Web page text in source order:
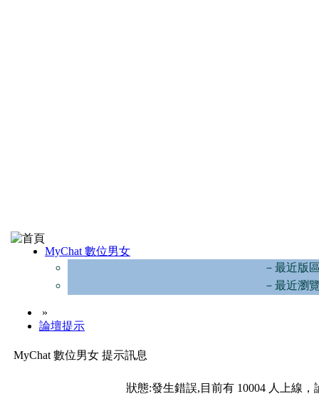
MyChat 數位男女
－最近版
－最近瀏
»
論壇提示
MyChat 數位男女 提示訊息
狀態:發生錯誤,目前有 10004 人上線